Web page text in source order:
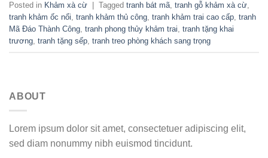
Posted in Khảm xà cừ Tagged tranh bát mã, tranh gỗ khảm xà cừ,
tranh khảm ốc nổi, tranh khảm thủ công, tranh khảm trai cao cấp, tranh
Mã Đáo Thành Công, tranh phong thủy khảm trai, tranh tặng khai
trương, tranh tặng sếp, tranh treo phòng khách sang trọng
ABOUT
Lorem ipsum dolor sit amet, consectetuer adipiscing elit,
sed diam nonummy nibh euismod tincidunt.